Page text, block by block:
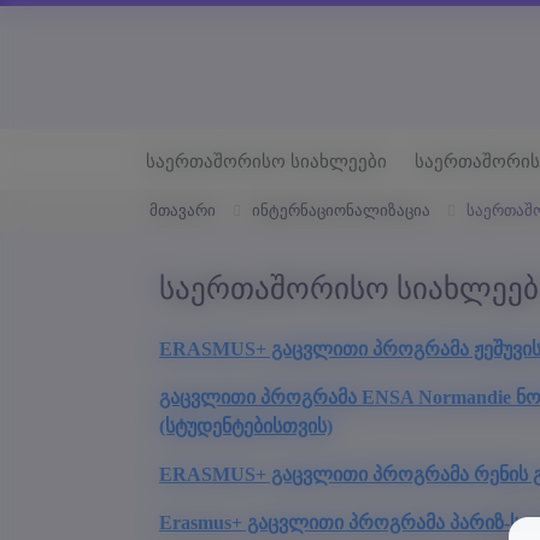
საერთაშორისო სიახლეები
მთავარი ინტერნაციონალიზაცია
საერთაშორისო
ERASMUS+ გაცვლითი პროგრამა
გაცვლითი პროგრამა ENSA Normandie
(სტუდენტებისთვის)
ERASMUS+ გაცვლითი პროგრამა რენის
Erasmus+ გაცვლითი პროგრამა პარიზ-